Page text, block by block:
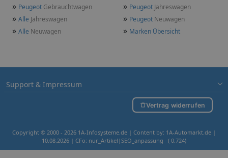
» Peugeot Gebrauchtwagen » Peugeot Jahreswagen
» Alle Jahreswagen » Peugeot Neuwagen
» Alle Neuwagen » Marken Übersicht
Support & Impressum
Vertrag widerrufen
Copyright © 2000 - 2026 1A-Infosysteme.de | Content by: 1A-Automarkt.de |
10.08.2026 | CFo: nur_Artikel|SEO_anpassung ( 0.724)